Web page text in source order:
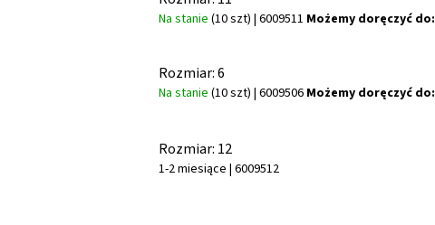
Na stanie (10 szt) | 6009511 Możemy doręczyć do:
Rozmiar: 6
Na stanie (10 szt) | 6009506 Możemy doręczyć do:
Rozmiar: 12
1-2 miesiące | 6009512